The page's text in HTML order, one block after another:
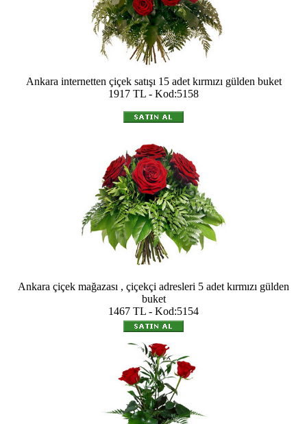
Ankara internetten çiçek satışı 15 adet kırmızı gülden buket
1917 TL - Kod:5158
Ankara çiçek mağazası , çiçekçi adresleri 5 adet kırmızı gülden
buket
1467 TL - Kod:5154